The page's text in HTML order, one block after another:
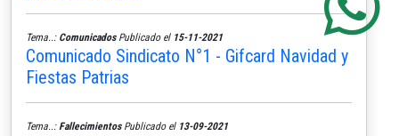
Tema..: ComunicadosPublicado el 15-11-2021
Comunicado Sindicato N°1 - Gifcard Navidad y
Fiestas Patrias
Tema..: FallecimientosPublicado el 13-09-2021